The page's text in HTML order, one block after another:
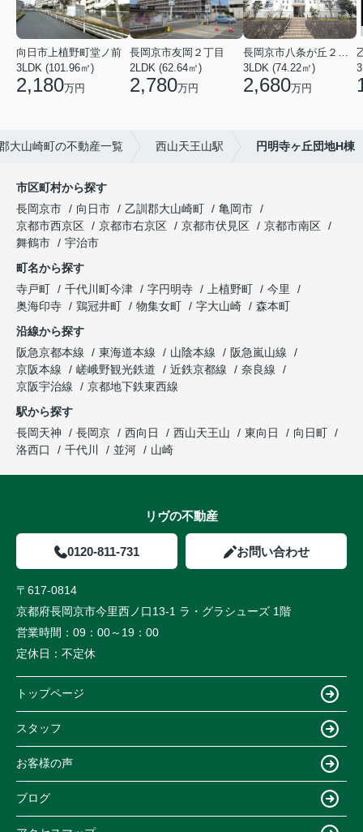
向日市上植野町堂ノ前
3LDK (101.96㎡)
2,180万円
長岡京市友岡２丁目
2LDK (62.64㎡)
2,780万円
3LDK (74.22㎡)
2,680万円
大山崎町の不動産一覧 西山天王山駅 円明寺ヶ丘団地H棟
市区町村から探す
長岡京市
向日市 乙訓郡大山崎町
亀岡市
京都市西京区
京都市右京区 京都市伏見区
京都市南区
舞鶴市
宇治市
町名から探す
寺戸町
千代川町今津 字円明寺 上植野町
今里
奥海印寺
鶏冠井町 物集女町 字大山崎
森本町
沿線から探す
阪急京都本線
東海道本線 山陰本線
阪急嵐山線
京阪本線
嵯峨野観光鉄道 近鉄京都線
奈良線
京阪宇治線
京都地下鉄東西線
駅から探す
長岡天神
長岡京 西向日 西山天王山 東向日
向日町
洛西口
千代川 並河 山崎
リヴの不動産
0120-811-731 お問い合わせ
〒617-0814
京都府長岡京市今里西ノ口13-1 ラ・グラシューズ 1階
営業時間： 09：00～19：00
定休日： 不定休
トップページ
スタッフ
お客様の声
ブログ